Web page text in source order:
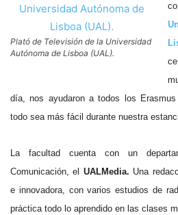
Plató de Televisión de la Universidad
Autónoma de Lisboa (UAL).
día, nos ayudaron a todos los
todo sea más fácil durante nuestra
La facultad cuenta con un
Comunicación, el UALMedia. Una
e innovadora, con varios estudios de
práctica todo lo aprendido en las clases